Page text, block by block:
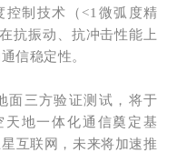
控制技术（<1微弧度精
抗振动、抗冲击性能上
信稳定性。
面三方验证测试，将于
天地一体化通信奠定基
互联网，未来将加速推